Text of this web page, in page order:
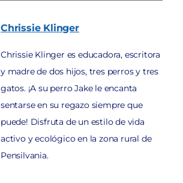
Chrissie Klinger
Chrissie Klinger es educadora, escritora
y madre de dos hijos, tres perros y tres
gatos. ¡A su perro Jake le encanta
sentarse en su regazo siempre que
puede! Disfruta de un estilo de vida
activo y ecológico en la zona rural de
Pensilvania.